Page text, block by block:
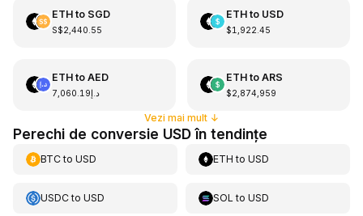
ETHto SGD
S$2,440.55
ETHto USD
$1,922.45
ETHto AED
د.إ7,060.19
ETHto ARS
$2,874,959
Vezi mai mult↓
Perechi de conversie USD în tendințe
BTCto USD ETH toUSD
USDCto USD SOL toUSD